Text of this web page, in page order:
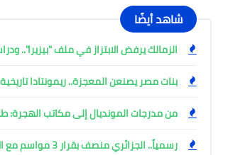
شاهد أيضًا
الزمالك يرفض الابتزاز في ملف "بيزيرا"..
بنات مصر يصنعن المعجزة.. ريمونتادا تاريخية تهزم كوريا
من مدرجات المونديال إلى مكاتب الهجرة:
رسمياً.. الجزائري منصف بقرار 3 مواسم مع الأهلي